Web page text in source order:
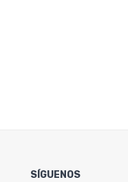
SÍGUENOS